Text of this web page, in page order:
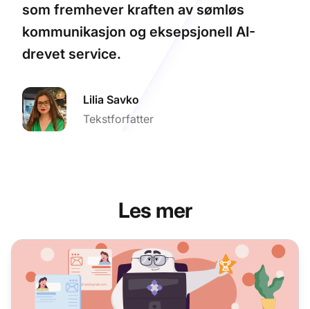
som fremhever kraften av sømløs
kommunikasjon og eksepsjonell AI-
drevet service.
Lilia Savko
Tekstforfatter
Les mer
AI-kundeserviceagenter: Hvordan forbedrer de